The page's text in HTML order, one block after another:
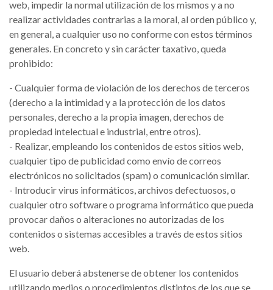
web, impedir la normal utilización de los mismos y a no
realizar actividades contrarias a la moral, al orden público y,
en general, a cualquier uso no conforme con estos términos
generales. En concreto y sin carácter taxativo, queda
prohibido:
- Cualquier forma de violación de los derechos de terceros
(derecho a la intimidad y a la protección de los datos
personales, derecho a la propia imagen, derechos de
propiedad intelectual e industrial, entre otros).
- Realizar, empleando los contenidos de estos sitios web,
cualquier tipo de publicidad como envío de correos
electrónicos no solicitados (spam) o comunicación similar.
- Introducir virus informáticos, archivos defectuosos, o
cualquier otro software o programa informático que pueda
provocar daños o alteraciones no autorizadas de los
contenidos o sistemas accesibles a través de estos sitios
web.
El usuario deberá abstenerse de obtener los contenidos
utilizando medios o procedimientos distintos de los que se